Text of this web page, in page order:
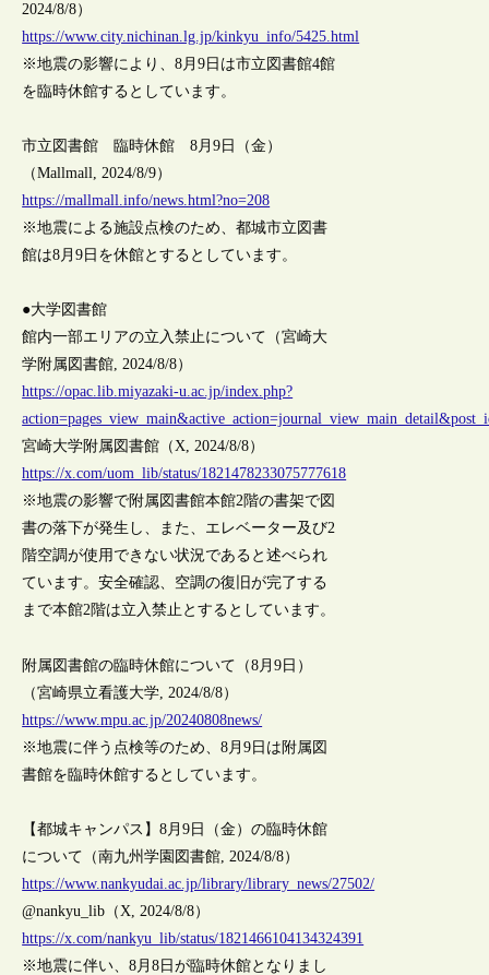
2024/8/8）
https://www.city.nichinan.lg.jp/kinkyu_info/5425.html
※地震の影響により、8月9日は市立図書館4館
を臨時休館するとしています。
市立図書館 臨時休館 8月9日（金）
（Mallmall, 2024/8/9）
https://mallmall.info/news.html?no=208
※地震による施設点検のため、都城市立図書
館は8月9日を休館とするとしています。
●大学図書館
館内一部エリアの立入禁止について（宮崎大
学附属図書館, 2024/8/8）
https://opac.lib.miyazaki-u.ac.jp/index.php?
宮崎大学附属図書館（X, 2024/8/8）
https://x.com/uom_lib/status/1821478233075777618
※地震の影響で附属図書館本館2階の書架で図
書の落下が発生し、また、エレベーター及び2
階空調が使用できない状況であると述べられ
ています。安全確認、空調の復旧が完了する
まで本館2階は立入禁止とするとしています。
附属図書館の臨時休館について（8月9日）
（宮崎県立看護大学, 2024/8/8）
https://www.mpu.ac.jp/20240808news/
※地震に伴う点検等のため、8月9日は附属図
書館を臨時休館するとしています。
【都城キャンパス】8月9日（金）の臨時休館
について（南九州学園図書館, 2024/8/8）
https://www.nankyudai.ac.jp/library/library_news/27502/
@nankyu_lib（X, 2024/8/8）
https://x.com/nankyu_lib/status/1821466104134324391
※地震に伴い、8月8日が臨時休館となりまし